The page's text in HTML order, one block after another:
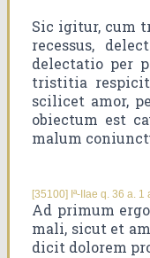
Sic igitur, cum
recessus,
delectatio per
tristitia
scilicet amor,
obiectum est
malum
[35100] Iª-IIae q. 36 a. 1
Ad primum
mali, sicut et
dicit dolorem